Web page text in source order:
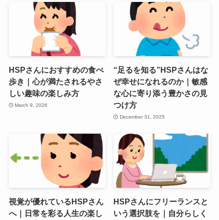
HSPさんにおすすめの食べ
歩き｜心が満たされるやさ
しい趣味の楽しみ方
March 9, 2026
“足るを知る”HSPさんはな
ぜ幸せになれるのか｜敏感
な心に寄り添う豊かさの見
つけ方
December 31, 2025
視覚が優れているHSPさん
へ｜日常を彩る人生の楽し
HSPさんにフリーランスと
いう選択肢を｜自分らしく